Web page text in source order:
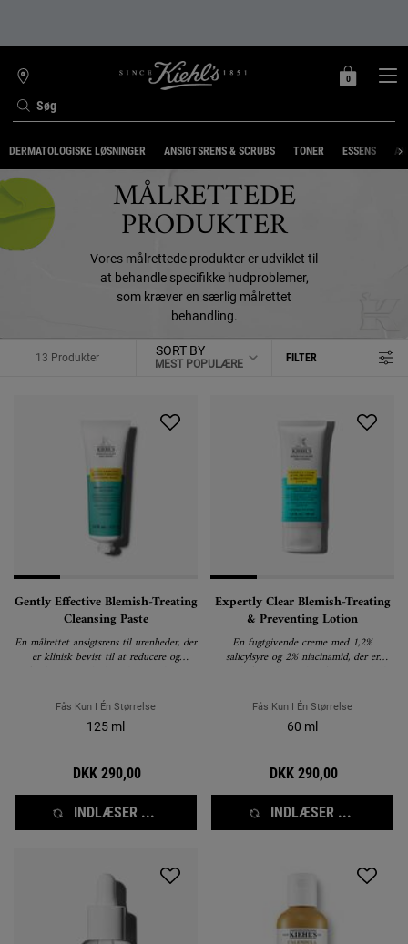
Søg
FIND
BUTIK
MIN
0
0 PRODUKT
DERMATOLOGISKE LØSNINGER ANSIGTSRENS & SCRUBS TONER ESSENS
MÅLRETTEDE
PRODUKTER
Vores målrettede produkter er udviklet til
at behandle specifikke hudproblemer,
som kræver en særlig målrettet
behandling.
13 Produkter SORT BY FILTER
FILTER MENU
Gently Effective Blemish-Treating
Cleansing Paste
En målrettet ansigtsrens til urenheder, der
er klinisk bevist til at reducere og
Fås Kun I Én Størrelse
125 ml
DKK 290,00
INDLÆSER ...
Expertly Clear Blemish-Treating
& Preventing Lotion
En fugtgivende creme med 1,2%
salicylsyre og 2% niacinamid, der er
Fås Kun I Én Størrelse
60 ml
DKK 290,00
INDLÆSER ...